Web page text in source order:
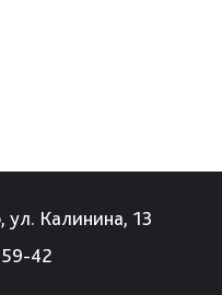
ул. Калинина, 13
42